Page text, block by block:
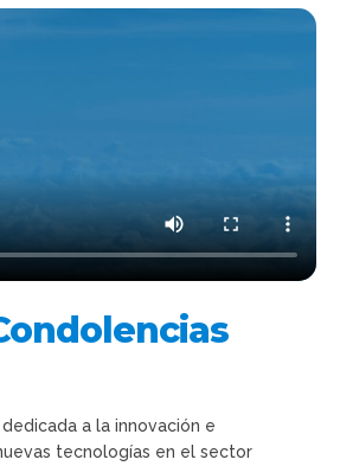
a la innovación e
tecnologías en el sector